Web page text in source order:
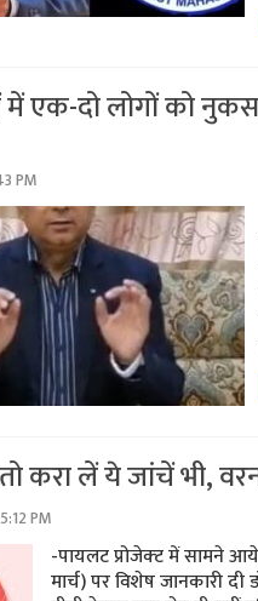
में एक-दो लोगों को
PM
करा लें ये जांचें भी,
PM
-पायलट प्रोजेक्‍ट में सामने
मार्च) पर विशेष जानकारी